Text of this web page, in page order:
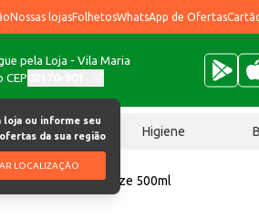
Nossas lojasFolhetosWhatsApp de Ofertas
pela Loja - Vila Maria
CEP
loja ou informe seu
ofertas da sua região
LOCALIZAÇÃO
Chocolates Higiene
Cif Cozinha Squeeze 500ml